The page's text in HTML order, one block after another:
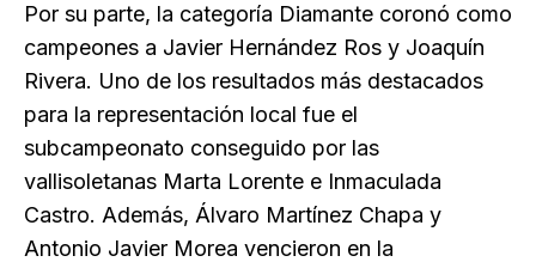
Por su parte, la categoría Diamante coronó como
campeones a Javier Hernández Ros y Joaquín
Rivera. Uno de los resultados más destacados
para la representación local fue el
subcampeonato conseguido por las
vallisoletanas Marta Lorente e Inmaculada
Castro. Además, Álvaro Martínez Chapa y
Antonio Javier Morea vencieron en la